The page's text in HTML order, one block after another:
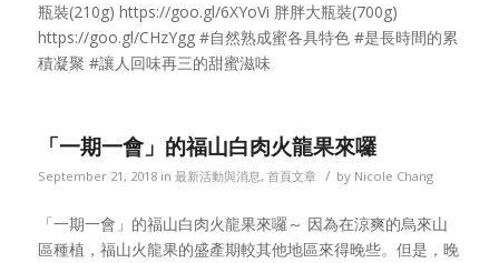
瓶裝(210g) https://goo.gl/6XYoVi 胖胖大瓶裝(700g)
https://goo.gl/CHzYgg #自然熟成蜜各具特色 #是長時間的累
積凝聚 #讓人回味再三的甜蜜滋味
「一期一會」的福山白肉火龍果來囉
September 21, 2018 in 最新活動與消息, 首頁文章 / by Nicole Chang
「一期一會」的福山白肉火龍果來囉～ 因為在涼爽的烏來山
區種植，福山火龍果的盛產期較其他地區來得晚些。但是，晚